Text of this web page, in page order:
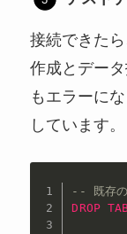
接続できた
作成とデー
もエラーに
しています。
-- 既存の
DROP